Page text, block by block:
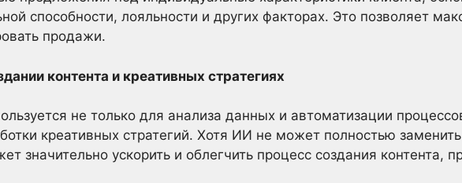
способности, лояльности и других факторах. Это позволяет
продажи.
контента и креативных стратегиях
не только для анализа данных и автоматизации
креативных стратегий. Хотя ИИ не может полностью
значительно ускорить и облегчить процесс создания контента,